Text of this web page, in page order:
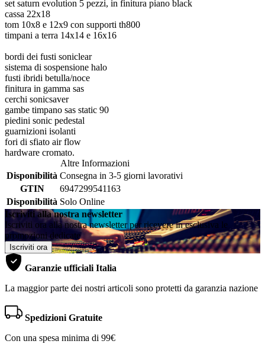
set saturn evolution 5 pezzi, in finitura piano black
cassa 22x18
tom 10x8 e 12x9 con supporti th800
timpani a terra 14x14 e 16x16
bordi dei fusti soniclear
sistema di sospensione halo
fusti ibridi betulla/noce
finitura in gamma sas
cerchi sonicsaver
gambe timpano sas static 90
piedini sonic pedestal
guarnizioni isolanti
fori di sfiato air flow
hardware cromato.
Altre Informazioni
Disponibilità Consegna in 3-5 giorni lavorativi
GTIN
6947299541163
Disponibilità Solo Online
Iscriviti alla nostra newsletter
Iscriviti ora alla nostra newsletter per ricevere in esclusiva le
promozioni dedicate
Iscriviti ora
Garanzie ufficiali Italia
La maggior parte dei nostri articoli sono protetti da garanzia nazione
Spedizioni Gratuite
Con una spesa minima di 99€